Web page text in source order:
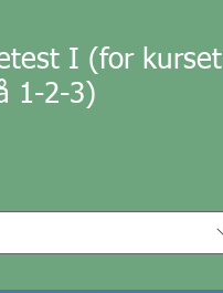
I (for kurset
1-2-3)